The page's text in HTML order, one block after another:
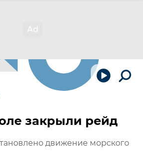
закрыли рейд
движение морского